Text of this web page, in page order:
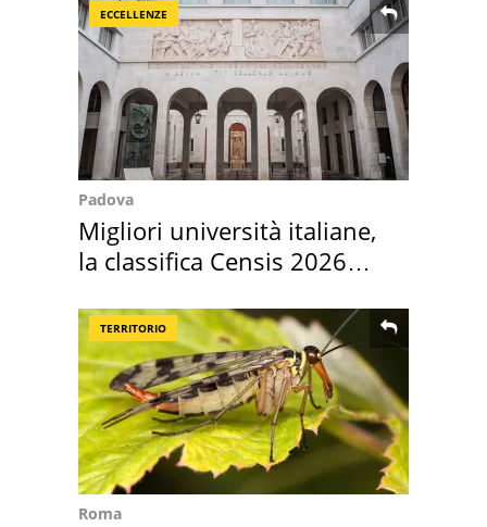
ECCELLENZE
Padova
Migliori università italiane,
la classifica Censis 2026
TERRITORIO
Roma